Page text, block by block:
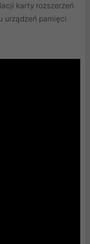
karty rozszerzeń
urządzeń pamięci